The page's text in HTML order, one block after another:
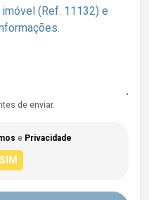
de enviar.
e Privacidade